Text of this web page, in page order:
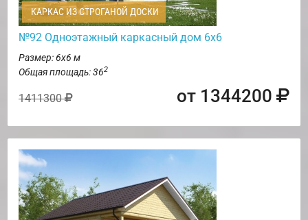
КАРКАС ИЗ СТРОГАНОЙ ДОСКИ
№92 Одноэтажный каркасный дом 6х6
Размер: 6х6 м
Общая площадь: 362
1411300 от 1344200